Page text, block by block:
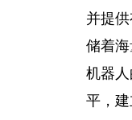
并提
储着
机器
平 ，